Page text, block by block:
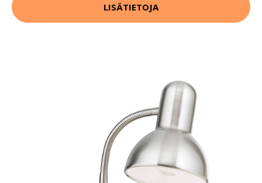
LISÄTIETOJA